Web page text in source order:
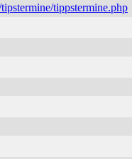
tippstermine.php